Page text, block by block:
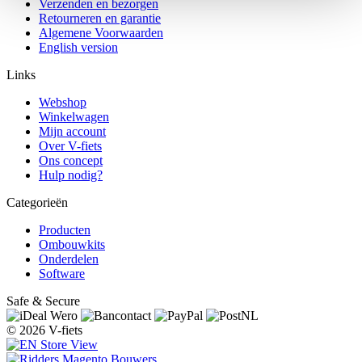
Verzenden en bezorgen
Retourneren en garantie
Algemene Voorwaarden
English version
Links
Webshop
Winkelwagen
Mijn account
Over V-fiets
Ons concept
Hulp nodig?
Categorieën
Producten
Ombouwkits
Onderdelen
Software
Safe & Secure
© 2026 V-fiets